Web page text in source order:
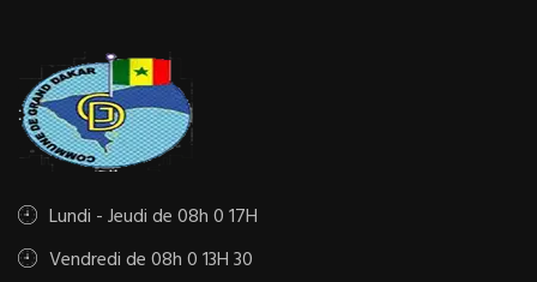
Lundi - Jeudi de 08h 0 17H
Vendredi de 08h 0 13H 30